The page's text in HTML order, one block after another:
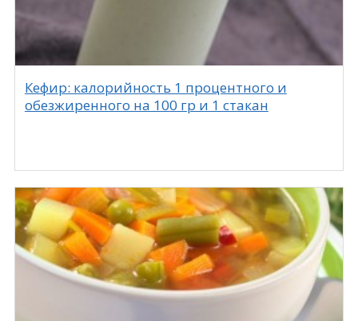
Кефир: калорийность 1 процентного и
обезжиренного на 100 гр и 1 стакан